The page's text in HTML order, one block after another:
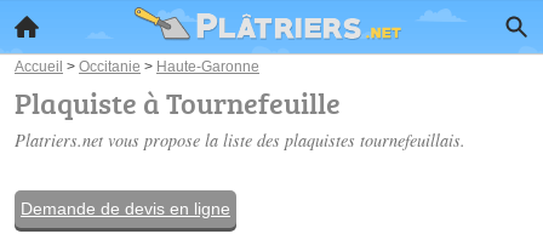
Accueil > Occitanie > Haute-Garonne
Plaquiste à Tournefeuille
Platriers.net vous propose la liste des plaquistes tournefeuillais.
Demande de devis en ligne